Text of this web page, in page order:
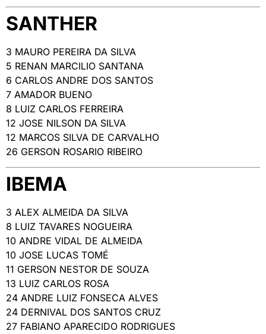
SANTHER
3 MAURO PEREIRA DA SILVA
5 RENAN MARCILIO SANTANA
6 CARLOS ANDRE DOS SANTOS
7 AMADOR BUENO
8 LUIZ CARLOS FERREIRA
12 JOSE NILSON DA SILVA
12 MARCOS SILVA DE CARVALHO
26 GERSON ROSARIO RIBEIRO
IBEMA
3 ALEX ALMEIDA DA SILVA
8 LUIZ TAVARES NOGUEIRA
10 ANDRE VIDAL DE ALMEIDA
10 JOSE LUCAS TOMÉ
11 GERSON NESTOR DE SOUZA
13 LUIZ CARLOS ROSA
24 ANDRE LUIZ FONSECA ALVES
24 DERNIVAL DOS SANTOS CRUZ
27 FABIANO APARECIDO RODRIGUES